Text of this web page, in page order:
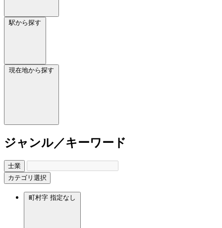
駅から探す
現在地から探す
ジャンル／キーワード
士業
カテゴリ選択
町村字 指定なし